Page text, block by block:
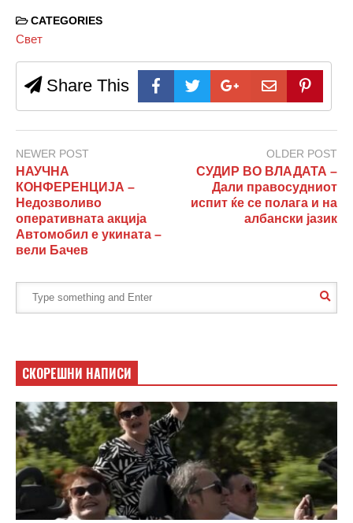
CATEGORIES
Свет
Share This
NEWER POST
НАУЧНА
КОНФЕРЕНЦИЈА –
Недозволиво
оперативната акција
Автомобил е укината –
вели Бачев
OLDER POST
СУДИР ВО ВЛАДАТА –
Дали правосудниот
испит ќе се полага и на
албански јазик
СКОРЕШНИ НАПИСИ